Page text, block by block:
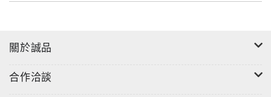
關於誠品
合作洽談